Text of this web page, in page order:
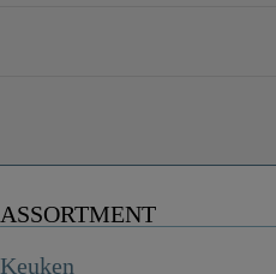
ASSORTMENT
Keuken